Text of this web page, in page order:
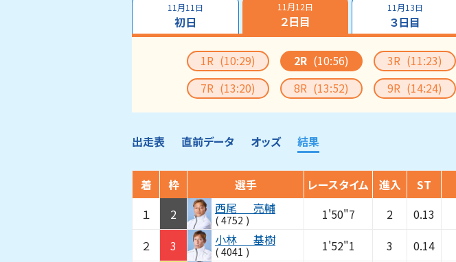
11月11日
初日
11月12日
２日目
11月13日
３日目
1R (10:29) 2R (10:56) 3R (11:23)
7R (13:20) 8R (13:52) 9R (14:24)
出走表 直前データ オッズ 結果
着 枠 選手 レースタイム 進入 ST
１
2 西尾 亮輔
( 4752 ) 1'50"7 2 0.13
２
3 小林 基樹
( 4041 ) 1'52"1 3
0.14